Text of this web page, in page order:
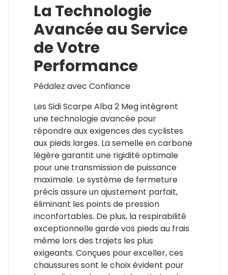
La Technologie
Avancée au Service
de Votre
Performance
Pédalez avec Confiance
Les Sidi Scarpe Alba 2 Meg intègrent
une technologie avancée pour
répondre aux exigences des cyclistes
aux pieds larges. La semelle en carbone
légère garantit une rigidité optimale
pour une transmission de puissance
maximale. Le système de fermeture
précis assure un ajustement parfait,
éliminant les points de pression
inconfortables. De plus, la respirabilité
exceptionnelle garde vos pieds au frais
même lors des trajets les plus
exigeants. Conçues pour exceller, ces
chaussures sont le choix évident pour